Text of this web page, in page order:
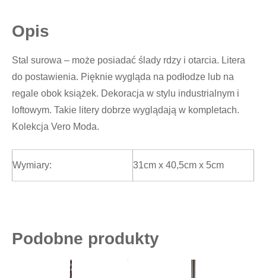
Opis
Stal surowa – może posiadać ślady rdzy i otarcia. Litera
do postawienia. Pięknie wygląda na podłodze lub na
regale obok książek. Dekoracja w stylu industrialnym i
loftowym. Takie litery dobrze wyglądają w kompletach.
Kolekcja Vero Moda.
Wymiary: 31cm x 40,5cm x 5cm
Podobne produkty